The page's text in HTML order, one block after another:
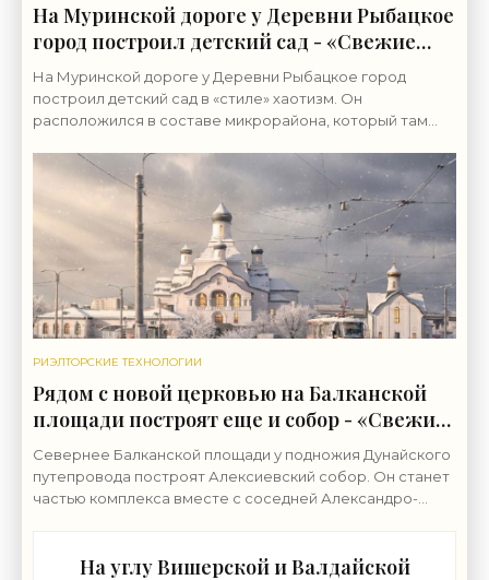
На Муринской дороге у Деревни Рыбацкое
город построил детский сад - «Свежие
новости строительства»
На Муринской дороге у Деревни Рыбацкое город
построил детский сад в «стиле» хаотизм. Он
расположился в составе микрорайона, который там
«Ручьи»
РИЭЛТОРСКИЕ ТЕХНОЛОГИИ
Рядом с новой церковью на Балканской
площади построят еще и собор - «Свежие
новости строительства»
Севернее Балканской площади у подножия Дунайского
путепровода построят Алексиевский собор. Он станет
частью комплекса вместе с соседней Александро-
На углу Вишерской и Валдайской